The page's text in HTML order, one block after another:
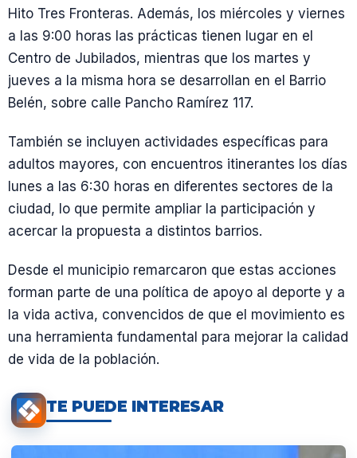
Hito Tres Fronteras. Además, los miércoles y viernes
a las 9:00 horas las prácticas tienen lugar en el
Centro de Jubilados, mientras que los martes y
jueves a la misma hora se desarrollan en el Barrio
Belén, sobre calle Pancho Ramírez 117.
También se incluyen actividades específicas para
adultos mayores, con encuentros itinerantes los días
lunes a las 6:30 horas en diferentes sectores de la
ciudad, lo que permite ampliar la participación y
acercar la propuesta a distintos barrios.
Desde el municipio remarcaron que estas acciones
forman parte de una política de apoyo al deporte y a
la vida activa, convencidos de que el movimiento es
una herramienta fundamental para mejorar la calidad
de vida de la población.
TE PUEDE INTERESAR